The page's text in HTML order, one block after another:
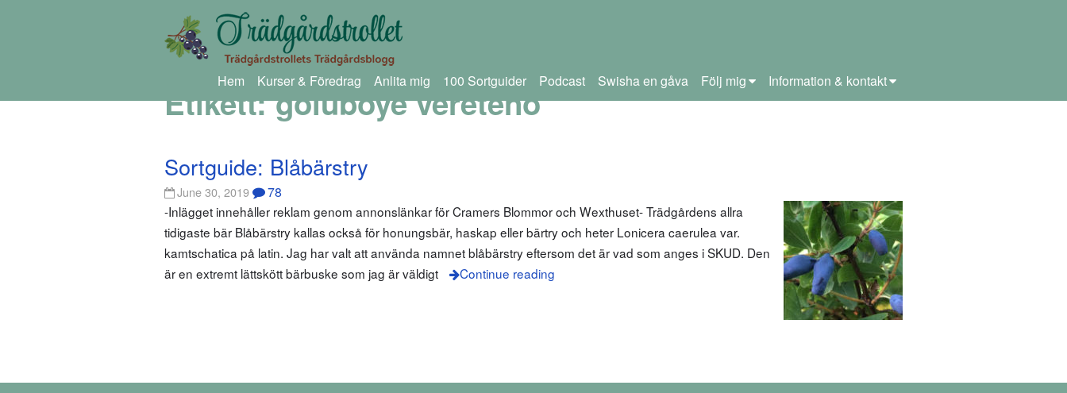
Hem Kurser & Föredrag Anlita mig 100 Sortguider Podcast Swisha en gåva Följ mig Information & kontakt
Etikett:goluboye vereteno
Sortguide: Blåbärstry
June 30, 2019 78
-Inlägget innehåller reklam genom annonslänkar för Cramers Blommor och Wexthuset- Trädgårdens allra
tidigaste bär Blåbärstry kallas också för honungsbär, haskap eller bärtry och heter Lonicera caerulea var.
kamtschatica på latin. Jag har valt att använda namnet blåbärstry eftersom det är vad som anges i SKUD. Den
är en extremt lättskött bärbuske som jag är väldigt
Continue reading